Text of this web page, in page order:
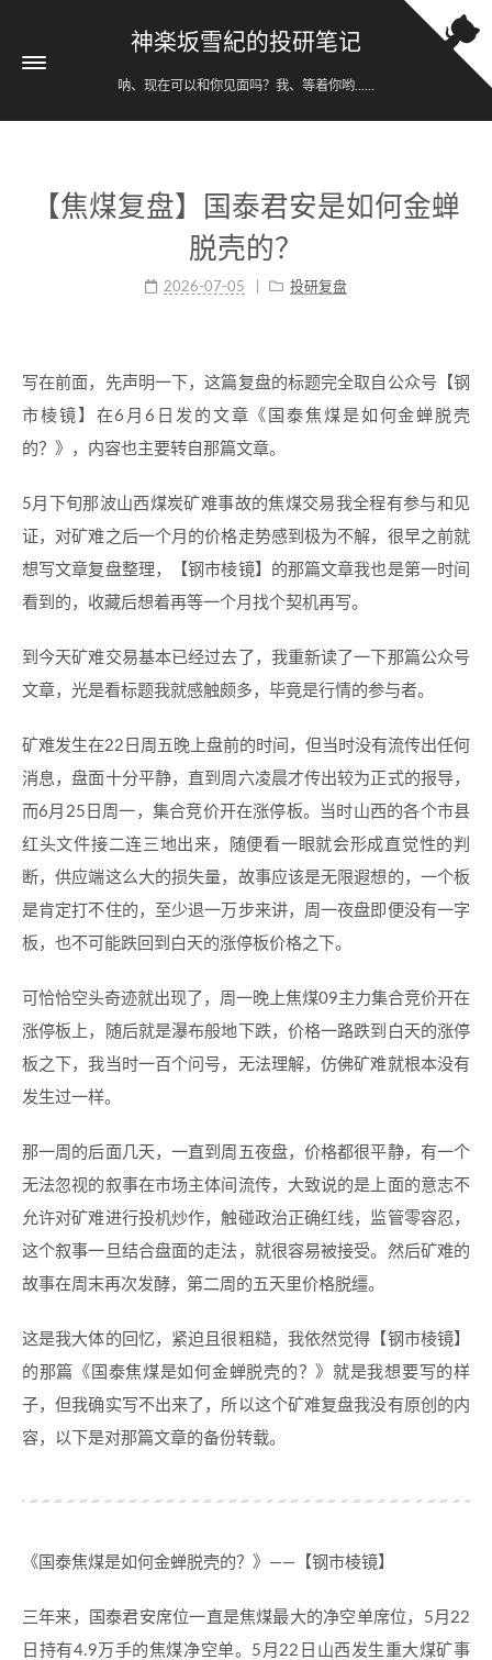
神楽坂雪紀的投研笔记
呐、现在可以和你见面吗？我、等着你哟......
【焦煤复盘】国泰君安是如何金蝉
脱壳的？
2026-07-05 投研复盘
写在前面，先声明一下，这篇复盘的标题完全取自公众号【钢
市棱镜】在6月6日发的文章《国泰焦煤是如何金蝉脱壳
的？》，内容也主要转自那篇文章。
5月下旬那波山西煤炭矿难事故的焦煤交易我全程有参与和见
证，对矿难之后一个月的价格走势感到极为不解，很早之前就
想写文章复盘整理，【钢市棱镜】的那篇文章我也是第一时间
看到的，收藏后想着再等一个月找个契机再写。
到今天矿难交易基本已经过去了，我重新读了一下那篇公众号
文章，光是看标题我就感触颇多，毕竟是行情的参与者。
矿难发生在22日周五晚上盘前的时间，但当时没有流传出任何
消息，盘面十分平静，直到周六凌晨才传出较为正式的报导，
而6月25日周一，集合竞价开在涨停板。当时山西的各个市县
红头文件接二连三地出来，随便看一眼就会形成直觉性的判
断，供应端这么大的损失量，故事应该是无限遐想的，一个板
是肯定打不住的，至少退一万步来讲，周一夜盘即便没有一字
板，也不可能跌回到白天的涨停板价格之下。
可恰恰空头奇迹就出现了，周一晚上焦煤09主力集合竞价开在
涨停板上，随后就是瀑布般地下跌，价格一路跌到白天的涨停
板之下，我当时一百个问号，无法理解，仿佛矿难就根本没有
发生过一样。
那一周的后面几天，一直到周五夜盘，价格都很平静，有一个
无法忽视的叙事在市场主体间流传，大致说的是上面的意志不
允许对矿难进行投机炒作，触碰政治正确红线，监管零容忍，
这个叙事一旦结合盘面的走法，就很容易被接受。然后矿难的
故事在周末再次发酵，第二周的五天里价格脱缰。
这是我大体的回忆，紧迫且很粗糙，我依然觉得【钢市棱镜】
的那篇《国泰焦煤是如何金蝉脱壳的？》就是我想要写的样
子，但我确实写不出来了，所以这个矿难复盘我没有原创的内
容，以下是对那篇文章的备份转载。
《国泰焦煤是如何金蝉脱壳的？》——【钢市棱镜】
三年来，国泰君安席位一直是焦煤最大的净空单席位，5月22
日持有4.9万手的焦煤净空单。5月22日山西发生重大煤矿事